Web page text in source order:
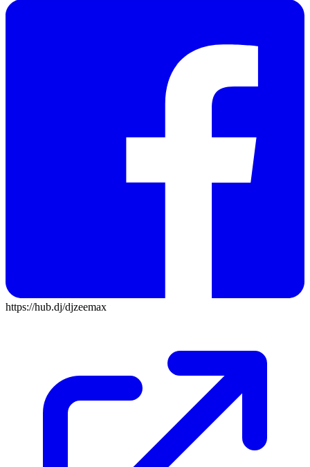
https://hub.dj/djzeemax